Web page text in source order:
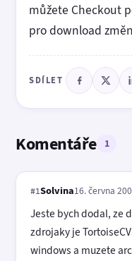
můžete Checkout
pro download
SDÍLET
Komentáře 1
#1Solvina16. června
Jeste bych dodal, ze
zdrojaky je
windows a muzete